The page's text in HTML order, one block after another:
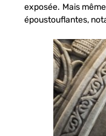
exposée. Mais
époustouflantes,